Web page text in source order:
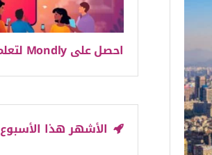
احصل على Mondly لتعلم اللغات بسهولة
الأشهر هذا الأسبوع